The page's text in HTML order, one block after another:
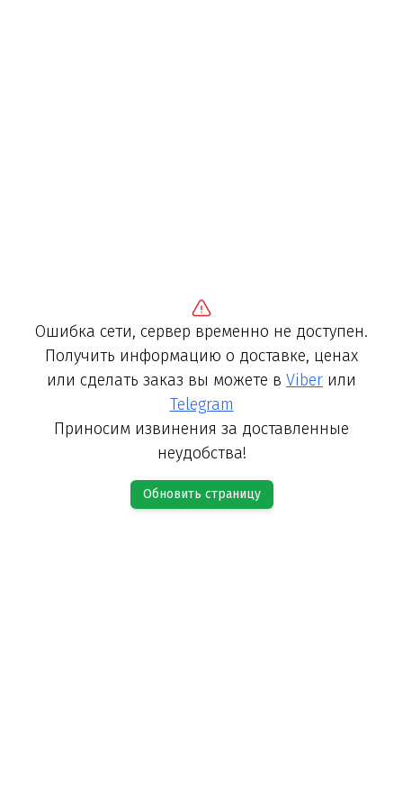
Ошибка сети, сервер временно не доступен.
Получить информацию о доставке, ценах
или сделать заказ вы можете в Viber или
Telegram
Приносим извинения за доставленные
неудобства!
Обновить страницу